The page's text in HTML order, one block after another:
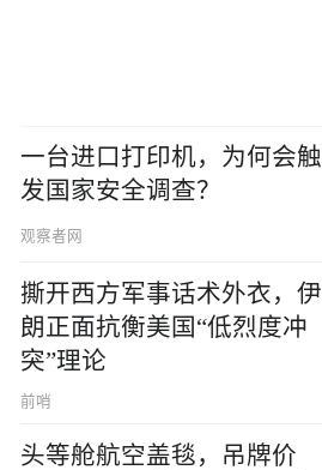
一台进口打印机，为何会触
发国家安全调查？
观察者网
撕开西方军事话术外衣，伊
朗正面抗衡美国“低烈度冲
突”理论
前哨
头等舱航空盖毯，吊牌价